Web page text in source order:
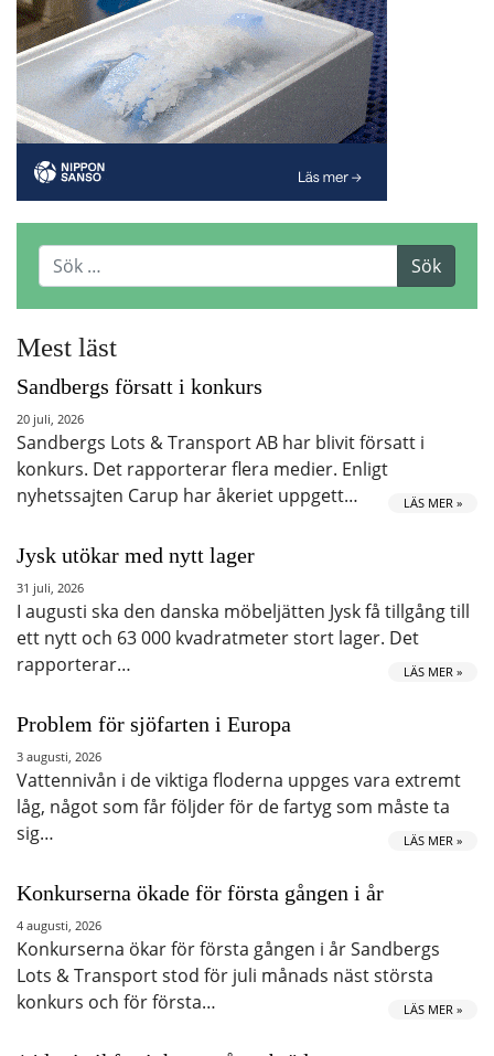
Mest läst
Sandbergs försatt i konkurs
20 juli, 2026
Sandbergs Lots & Transport AB har blivit försatt i
konkurs. Det rapporterar flera medier. Enligt
nyhetssajten Carup har åkeriet uppgett…
LÄS MER »
Jysk utökar med nytt lager
31 juli, 2026
I augusti ska den danska möbeljätten Jysk få tillgång till
ett nytt och 63 000 kvadratmeter stort lager. Det
rapporterar…
LÄS MER »
Problem för sjöfarten i Europa
3 augusti, 2026
Vattennivån i de viktiga floderna uppges vara extremt
låg, något som får följder för de fartyg som måste ta
sig…
LÄS MER »
Konkurserna ökade för första gången i år
4 augusti, 2026
Konkurserna ökar för första gången i år Sandbergs
Lots & Transport stod för juli månads näst största
konkurs och för första…
LÄS MER »